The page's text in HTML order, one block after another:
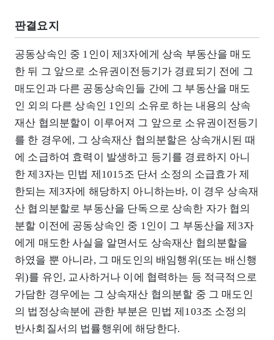
판결요지
공동상속인 중 1인이 제3자에게 상속 부동산을 매도
한 뒤 그 앞으로 소유권이전등기가 경료되기 전에 그
매도인과 다른 공동상속인들 간에 그 부동산을 매도
인 외의 다른 상속인 1인의 소유로 하는 내용의 상속
재산 협의분할이 이루어져 그 앞으로 소유권이전등기
를 한 경우에, 그 상속재산 협의분할은 상속개시된 때
에 소급하여 효력이 발생하고 등기를 경료하지 아니
한 제3자는 민법 제1015조 단서 소정의 소급효가 제
한되는 제3자에 해당하지 아니하는바, 이 경우 상속재
산 협의분할로 부동산을 단독으로 상속한 자가 협의
분할 이전에 공동상속인 중 1인이 그 부동산을 제3자
에게 매도한 사실을 알면서도 상속재산 협의분할을
하였을 뿐 아니라, 그 매도인의 배임행위(또는 배신행
위)를 유인, 교사하거나 이에 협력하는 등 적극적으로
가담한 경우에는 그 상속재산 협의분할 중 그 매도인
의 법정상속분에 관한 부분은 민법 제103조 소정의
반사회질서의 법률행위에 해당한다.